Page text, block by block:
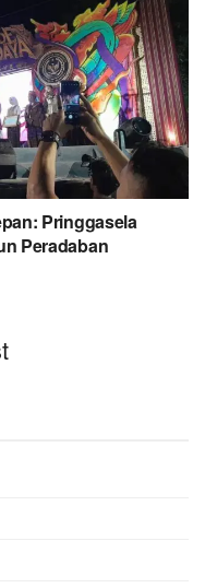
Pringgasela
Peradaban